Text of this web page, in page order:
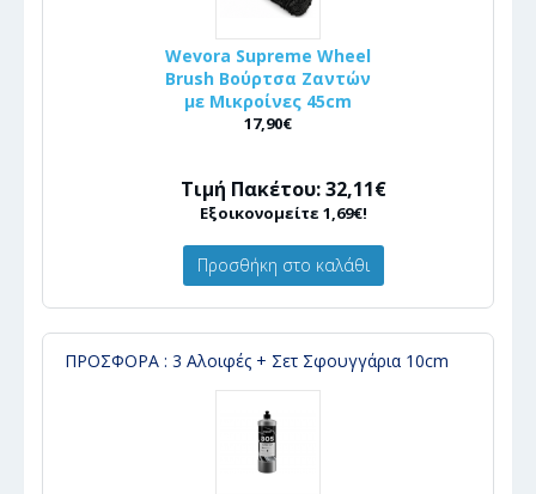
Wevora Supreme Wheel
Brush Βούρτσα Ζαντών
με Μικροίνες 45cm
17,90€
Τιμή Πακέτου: 32,11€
Εξοικονομείτε 1,69€!
Προσθήκη στο καλάθι
ΠΡΟΣΦΟΡΑ : 3 Αλοιφές + Σετ Σφουγγάρια 10cm